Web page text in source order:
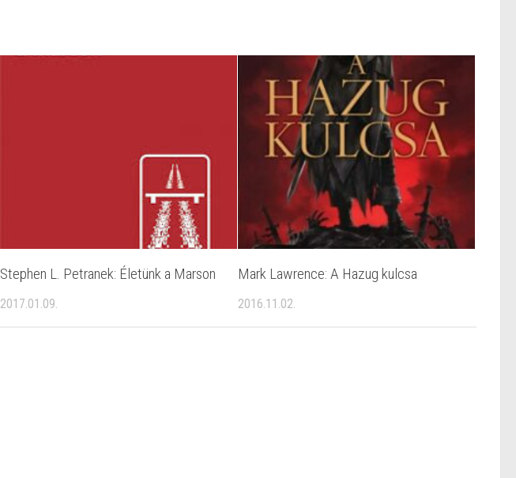
Stephen L. Petranek: Életünk a Marson
2017.01.09.
Mark Lawrence: A ​Hazug kulcsa
2016.11.02.